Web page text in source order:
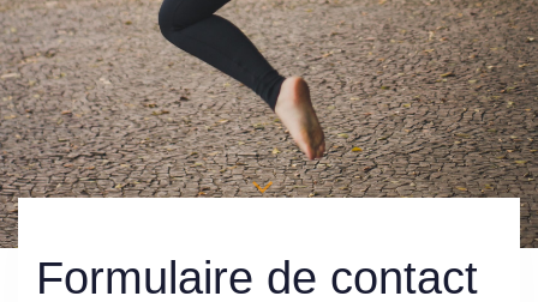
Formulaire de contact